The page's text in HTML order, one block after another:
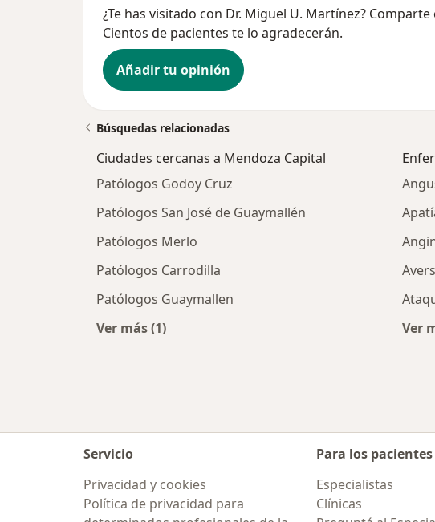
¿Te has visitado con Dr. Miguel U. Martínez?
Cientos de pacientes te lo agradecerán.
Añadir tu opinión
Búsquedas relacionadas
Ciudades cercanas a Mendoza Capital
Patólogos Godoy Cruz
Patólogos San José de Guaymallén
Patólogos Merlo
Patólogos Carrodilla
Patólogos Guaymallen
Ver más (1)
Ver
Servicio
Privacidad y cookies
Política de privacidad para
Para los pacientes
Especialistas
Clínicas